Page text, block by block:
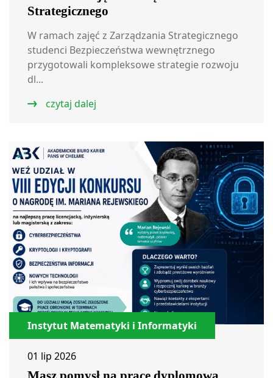
Strategicznego
W ramach zajęć z Zarządzania Strategicznego
studenci Bezpieczeństwa wewnętrznego
przygotowali kompleksowe strategie rozwoju
dl...
czytaj dalej
Instytut Matematyki i Informatyki
01 lip 2026